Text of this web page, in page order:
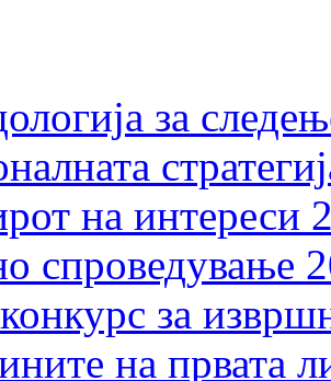
за
на интереси
спроведување
за
на првата